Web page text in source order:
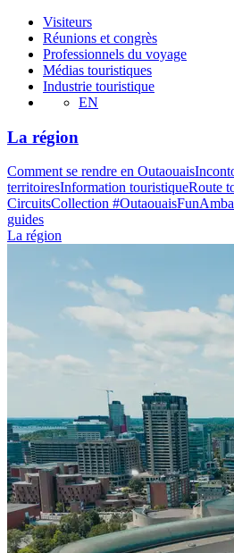
Visiteurs
Réunions et congrès
Professionnels du voyage
Médias touristiques
Industrie touristique
EN
La région
Comment se rendre en Outaouais
territoiresInformation touristiqueRoute
CircuitsCollection #OutaouaisFun
guides
La région